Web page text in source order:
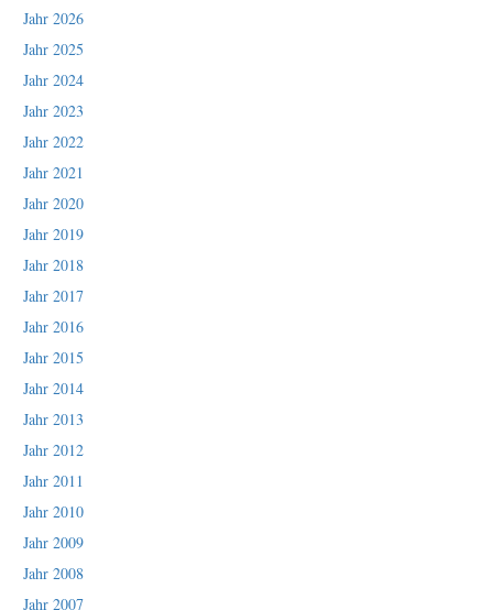
Jahr 2026
Jahr 2025
Jahr 2024
Jahr 2023
Jahr 2022
Jahr 2021
Jahr 2020
Jahr 2019
Jahr 2018
Jahr 2017
Jahr 2016
Jahr 2015
Jahr 2014
Jahr 2013
Jahr 2012
Jahr 2011
Jahr 2010
Jahr 2009
Jahr 2008
Jahr 2007